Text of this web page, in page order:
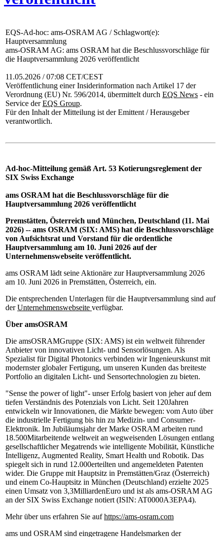
EQS-Ad-hoc: ams-OSRAM AG / Schlagwort(e):
Hauptversammlung
ams-OSRAM AG: ams OSRAM hat die Beschlussvorschläge für
die Hauptversammlung 2026 veröffentlicht
11.05.2026 / 07:08 CET/CEST
Veröffentlichung einer Insiderinformation nach Artikel 17 der
Verordnung (EU) Nr. 596/2014, übermittelt durch EQS News - ein
Service derEQS Group.
Für den Inhalt der Mitteilung ist der Emittent / Herausgeber
verantwortlich.
Ad-hoc-Mitteilung gemäß Art. 53 Kotierungsreglement der
SIX Swiss Exchange
ams OSRAM hat die Beschlussvorschläge für die
Hauptversammlung 2026 veröffentlicht
Premstätten, Österreich und München, Deutschland (11. Mai
2026) -- ams OSRAM (SIX: AMS) hat die Beschlussvorschläge
von Aufsichtsrat und Vorstand für die ordentliche
Hauptversammlung am 10. Juni 2026 auf der
Unternehmenswebseite veröffentlicht.
ams OSRAM lädt seine Aktionäre zur Hauptversammlung 2026
am 10. Juni 2026 in Premstätten, Österreich, ein.
Die entsprechenden Unterlagen für die Hauptversammlung sind auf
derUnternehmenswebseite verfügbar.
Über amsOSRAM
Die amsOSRAMGruppe (SIX: AMS) ist ein weltweit führender
Anbieter von innovativen Licht- und Sensorlösungen. Als
Spezialist für Digital Photonics verbinden wir Ingenieurskunst mit
modernster globaler Fertigung, um unseren Kunden das breiteste
Portfolio an digitalen Licht- und Sensortechnologien zu bieten.
"Sense the power of light"- unser Erfolg basiert von jeher auf dem
tiefen Verständnis des Potenzials von Licht. Seit 120Jahren
entwickeln wir Innovationen, die Märkte bewegen: vom Auto über
die industrielle Fertigung bis hin zu Medizin- und Consumer-
Elektronik. Im Jubiläumsjahr der Marke OSRAM arbeiten rund
18.500Mitarbeitende weltweit an wegweisenden Lösungen entlang
gesellschaftlicher Megatrends wie intelligente Mobilität, Künstliche
Intelligenz, Augmented Reality, Smart Health und Robotik. Das
spiegelt sich in rund 12.000erteilten und angemeldeten Patenten
wider. Die Gruppe mit Hauptsitz in Premstätten/Graz (Österreich)
und einem Co-Hauptsitz in München (Deutschland) erzielte 2025
einen Umsatz von 3,3MilliardenEuro und ist als ams-OSRAM AG
an der SIX Swiss Exchange notiert (ISIN: AT0000A3EPA4).
Mehr über uns erfahren Sie aufhttps://ams-osram.com
ams und OSRAM sind eingetragene Handelsmarken der